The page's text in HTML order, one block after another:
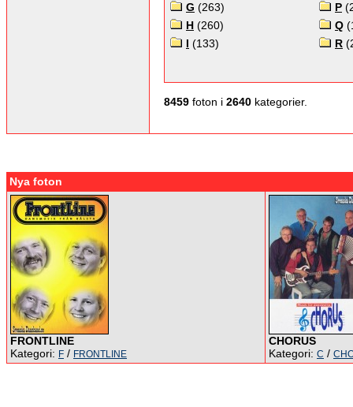
G (263)
H (260)
I (133)
P
Q
R
8459 foton i 2640 kategorier.
Nya foton
FRONTLINE
Kategori: F / FRONTLINE
CHORUS
Kategori: C /